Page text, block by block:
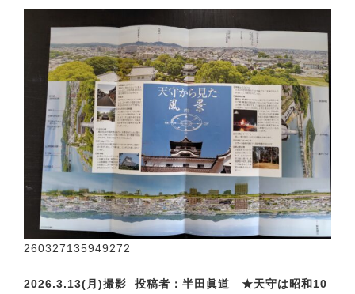
260327135949272
2026.3.13(月)撮影 投稿者：半田眞道 ★天守は昭和10